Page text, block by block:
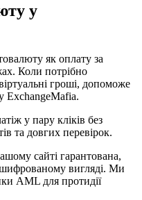
у
як оплату за
Коли потрібно
гроші, допоможе
ExchangeMafia.
у пару кліків без
та довгих перевірок.
сайті гарантована,
вигляді. Ми
AML для протидії